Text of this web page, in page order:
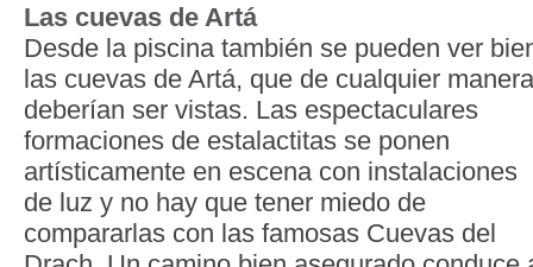
Las cuevas de Artá
Desde la piscina también se pueden ver
las cuevas de Artá, que de cualquier manera
deberían ser vistas. Las espectaculares
formaciones de estalactitas se ponen
artísticamente en escena con instalaciones
de luz y no hay que tener miedo de
compararlas con las famosas Cuevas del